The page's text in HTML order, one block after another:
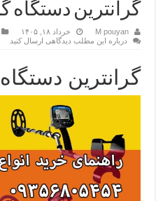
گرانترین دستگاه
M pouyan خرداد ۱۸, ۱۴۰۵
درباره این مطلب دیدگاهی ارسال کنید
گرانترین